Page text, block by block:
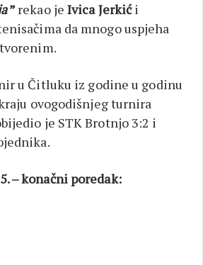
”rekao jeIvica Jerkići
da mnogo uspjeha
u Čitluku iz godine u godinu
ovogodišnjeg turnira
je STK Brotnjo 3:2 i
– konačni poredak: